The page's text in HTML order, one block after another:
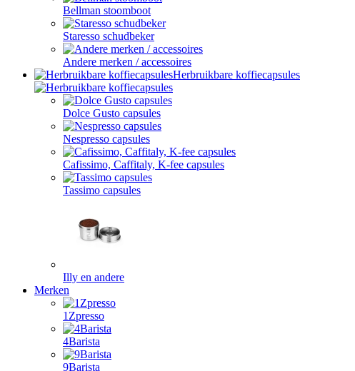
Bellman stoomboot
Staresso schudbeker
Andere merken / accessoires
Herbruikbare koffiecapsules
Dolce Gusto capsules
Nespresso capsules
Cafissimo, Caffitaly, K-fee capsules
Tassimo capsules
Illy en andere
Merken
1Zpresso
4Barista
9Barista